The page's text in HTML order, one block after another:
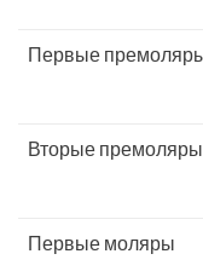
Первые
Вторые премоляры
Первые моляры